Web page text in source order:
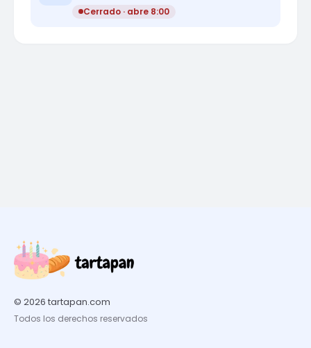
Cerrado · abre 8:00
© 2026 tartapan.com
Todos los derechos reservados